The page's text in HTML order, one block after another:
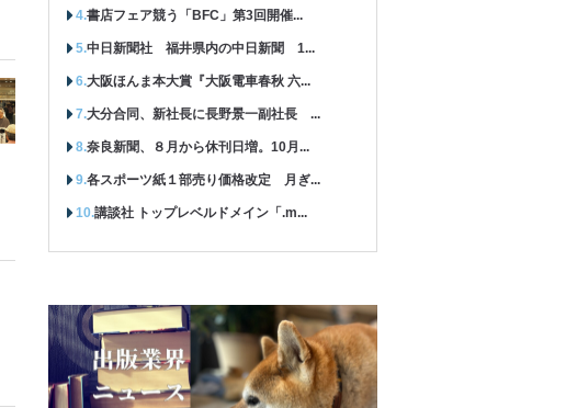
書店フェア競う「BFC」第3回開催...
中日新聞社 福井県内の中日新聞 1...
大阪ほんま本大賞『大阪電車春秋 六...
大分合同、新社長に長野景一副社長 ...
奈良新聞、８月から休刊日増。10月...
各スポーツ紙１部売り価格改定 月ぎ...
講談社 トップレベルドメイン「.m...